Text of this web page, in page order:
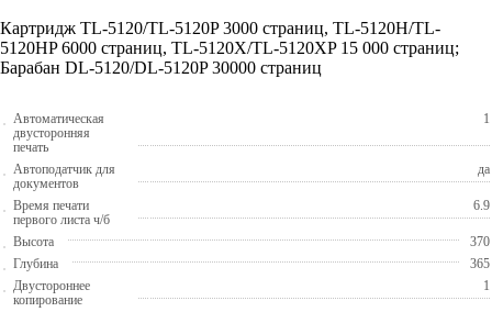
Картридж TL-5120/TL-5120P 3000 страниц, TL-5120H/TL-
5120HP 6000 страниц, TL-5120X/TL-5120XP 15 000 страниц;
Барабан DL-5120/DL-5120P 30000 страниц
Автоматическая
двусторонняя
печать
1
Автоподатчик для
документов
да
Время печати
первого листа ч/б
6.9
Высота
370
Глубина
365
Двустороннее
копирование
1